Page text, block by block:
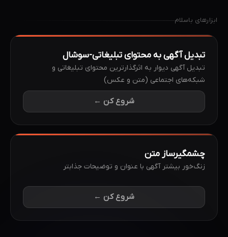
ابزارهای باسلام
تبدیل آگهی به محتوای تبلیغاتی-سوشال
تبدیل آگهی دیوار به اثرگذارترین محتوای تبلیغاتی و
شبکه‌های اجتماعی (متن و عکس)
شروع کن ←
چشمگیرساز متن
زنگ‌خور بیشتر آگهی با عنوان و توضیحات جذابتر
شروع کن ←